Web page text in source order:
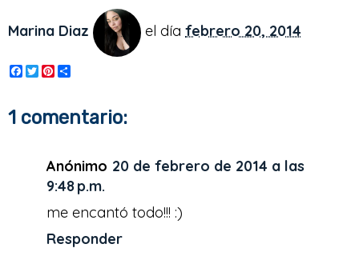
Marina Diaz el día febrero 20, 2014
F
a
e
b
T
w
t
t
P
t
e
s
t
r
e
1 comentario:
Anónimo 20 de febrero de 2014 a las
9:48 p.m.
me encantó todo!!! :)
Responder